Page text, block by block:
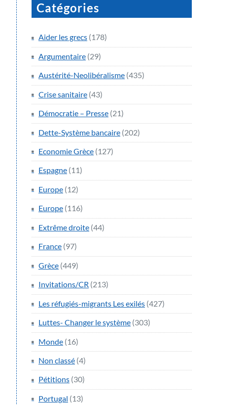
Catégories
Aider les grecs (178)
Argumentaire (29)
Austérité-Neolibéralisme (435)
Crise sanitaire (43)
Démocratie – Presse (21)
Dette-Système bancaire (202)
Economie Grèce (127)
Espagne (11)
Europe (12)
Europe (116)
Extrême droite (44)
France (97)
Grèce (449)
Invitations/CR (213)
Les réfugiés-migrants Les exilés (427)
Luttes- Changer le système (303)
Monde (16)
Non classé (4)
Pétitions (30)
Portugal (13)